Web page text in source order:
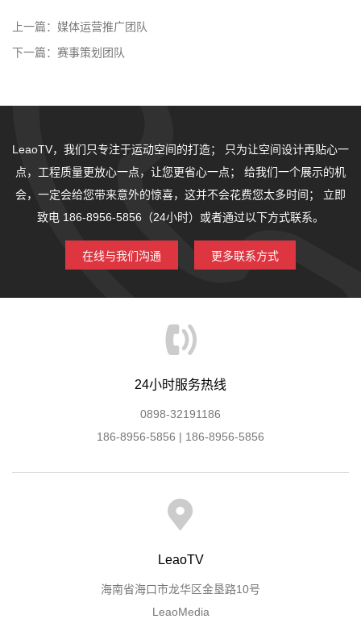
上一篇： 媒体运营推广团队
下一篇： 赛事策划团队
LeaoTV，我们只专注于运动空间的打造；
只为让空间设计再贴心一
点，工程质量更放心一点，让您更省心一点；
给我们一个展示的机
会，一定会给您带来意外的惊喜，这并不会花费您太多时间；
立即
致电 186-8956-5856（24小时）或者通过以下方式联系。
在线与我们沟通 更多联系方式
24小时服务热线
0898-32191186
186-8956-5856 | 186-8956-5856
LeaoTV
海南省海口市龙华区金垦路10号
LeaoMedia